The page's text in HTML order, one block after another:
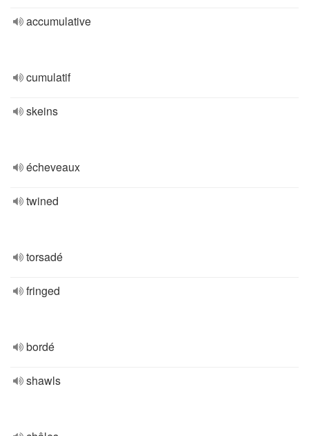
accumulative
cumulatif
skeins
écheveaux
twined
torsadé
fringed
bordé
shawls